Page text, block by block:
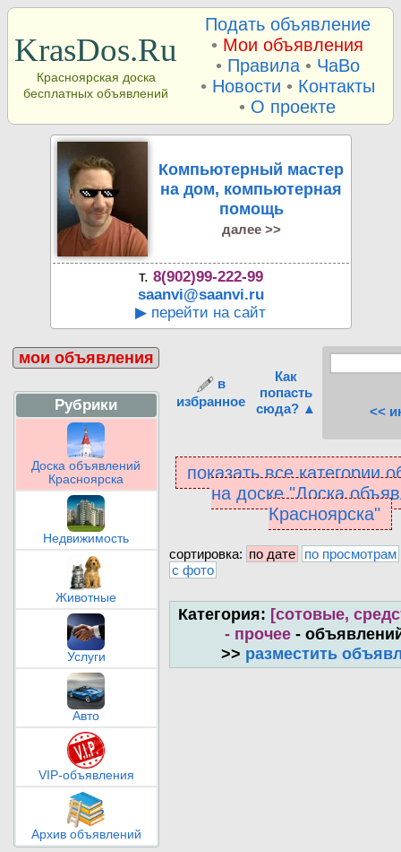
KrasDos.Ru
Красноярская доска
бесплатных объявлений
Подать объявление
• Мои объявления
• Правила• ЧаВо
• Новости • Контакты
• О проекте
Компьютерный мастер
на дом, компьютерная
помощь
далее >>
т. 8(902)99-222-99
saanvi@saanvi.ru
▶ перейти на сайт
мои объявления
Рубрики
Доска объявлений
Красноярска
Недвижимость
Животные
Услуги
Авто
VIP-объявления
Архив объявлений
в
избранное
Как
попасть
сюда? ▲
<<
показать все категории
на доске "Доска
Красноярска"
сортировка: по дате
по просмотрам
с фото
Категория: [сотовые,
- прочее -
>> разместить